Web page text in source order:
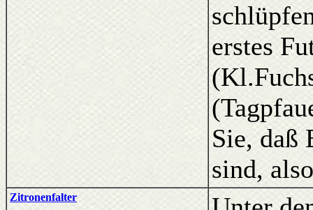
erstes
Sie, daß
sind,
Zitronenfalter